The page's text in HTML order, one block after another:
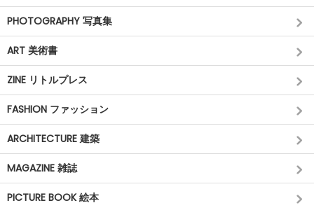
PHOTOGRAPHY 写真集
ART 美術書
ZINE リトルプレス
FASHION ファッション
ARCHITECTURE 建築
MAGAZINE 雑誌
PICTURE BOOK 絵本